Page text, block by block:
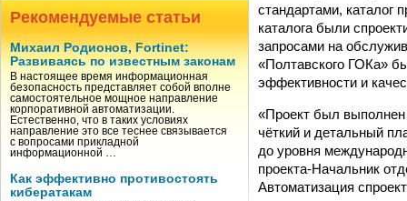
Рекомендуемые статьи
Михаил Родионов, Fortinet:
Развиваясь по известным законам
В настоящее время информационная
безопасность представляет собой вполне
самостоятельное мощное направление
корпоративной автоматизации.
Естественно, что в таких условиях
направление это все теснее связывается
с вопросами прикладной
информационной …
Как эффективно противостоять
кибератакам
стандартами, каталог
каталога были
запросами на
«Полтавского ГОКа»
эффективности и
«Проект был
чёткий и детальный
до уровня
проекта-Начальник
Автоматизация